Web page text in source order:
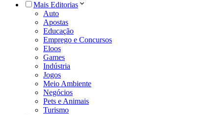
Mais Editorias
Auto
Apostas
Educação
Emprego e Concursos
Eloos
Games
Indústria
Jogos
Meio Ambiente
Negócios
Pets e Animais
Turismo